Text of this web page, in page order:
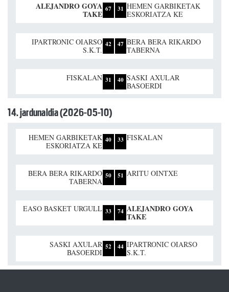
ALEJANDRO GOYA
TAKE
67 31 HEMEN GARBIKETAK
ESKORIATZA KE
IPARTRONIC OIARSO
S.K.T.
42 47 BERA BERA RIKARDO
TABERNA
FISKALAN 31 40 SASKI AXULAR
BASOERDI
14. jardunaldia (2026-05-10)
HEMEN GARBIKETAK
ESKORIATZA KE
40 33 FISKALAN
BERA BERA RIKARDO
TABERNA
50 51 ARITU OINTXE
EASO BASKET URGULL 33 74 ALEJANDRO GOYA
TAKE
SASKI AXULAR
BASOERDI
52 44 IPARTRONIC OIARSO
S.K.T.